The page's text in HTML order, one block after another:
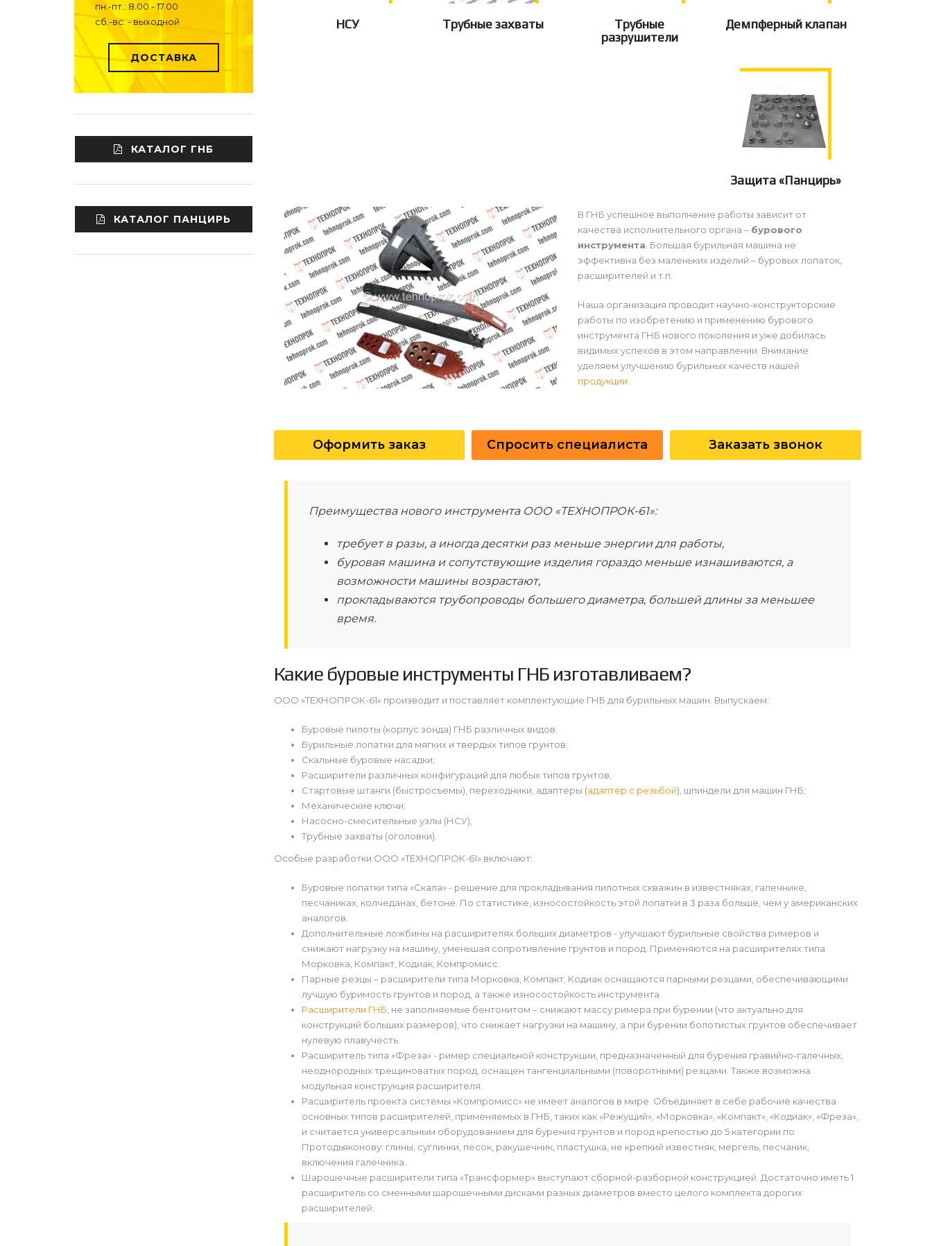
НСУ Трубные захваты
Трубные
разрушители
Демпферный клапан
Защита «Панцирь»
В ГНБ успешное выполнение работы зависит от
качества исполнительного органа – бурового
инструмента . Большая бурильная машина не
эффективна без маленьких изделий – буровых лопаток,
расширителей и т.п.
Наша организация проводит научно-конструкторские
работы по изобретению и применению бурового
инструмента ГНБ нового поколения и уже добилась
видимых успехов в этом направлении. Внимание
уделяем улучшению бурильных качеств нашей
продукции
Оформить заказ Спросить специалиста Заказать звонок
Преимущества нового инструмента ООО «ТЕХНОПРОК-61»:
требует в разы, а иногда десятки раз меньше энергии для работы,
буровая машина и сопутствующие изделия гораздо меньше изнашиваются, а
возможности машины возрастают,
прокладываются трубопроводы большего диаметра, большей длины за меньшее
время.
Какие буровые инструменты ГНБ изготавливаем?
ООО «ТЕХНОПРОК-61» производит и поставляет комплектующие ГНБ для бурильных машин. Выпускаем:
Буровые пилоты (корпус зонда) ГНБ различных видов;
Бурильные лопатки для мягких и твердых типов грунтов;
Скальные буровые насадки;
Расширители различных конфигураций для любых типов грунтов;
Стартовые штанги (быстросъемы), переходники, адаптеры (адаптер с резьбой), шпиндели для машин ГНБ;
Механические ключи;
Насосно-смесительные узлы (НСУ);
Трубные захваты (оголовки).
Особые разработки ООО «ТЕХНОПРОК-61» включают:
Буровые лопатки типа «Скала» - решение для прокладывания пилотных скважин в известняках, галечнике,
песчаниках, колчеданах, бетоне. По статистике, износостойкость этой лопатки в 3 раза больше, чем у американских
аналогов.
Дополнительные ложбины на расширителях больших диаметров - улучшают бурильные свойства римеров и
снижают нагрузку на машину, уменьшая сопротивление грунтов и пород. Применяются на расширителях типа
Морковка, Компакт, Кодиак, Компромисс.
Парные резцы – расширители типа Морковка, Компакт, Кодиак оснащаются парными резцами, обеспечивающими
лучшую буримость грунтов и пород, а также износостойкость инструмента.
Расширители ГНБ, не заполняемые бентонитом – снижают массу римера при бурении (что актуально для
конструкций больших размеров), что снижает нагрузки на машину, а при бурении болотистых грунтов обеспечивает
нулевую плавучесть.
Расширитель типа «Фреза» - ример специальной конструкции, предназначенный для бурения гравийно-галечных,
неоднородных трещиноватых пород, оснащен тангенциальными (поворотными) резцами. Также возможна
модульная конструкция расширителя.
Расширитель проекта системы «Компромисс» не имеет аналогов в мире. Объединяет в себе рабочие качества
основных типов расширителей, применяемых в ГНБ, таких как «Режущий», «Морковка», «Компакт», «Кодиак», «Фреза»,
и считается универсальным оборудованием для бурения грунтов и пород крепостью до 5 категории по
Протодьяконову: глины, суглинки, песок, ракушечник, пластушка, не крепкий известняк, мергель, песчаник,
включения галечника.
Шарошечные расширители типа «Трансформер» выступают сборной-разборной конструкцией. Достаточно иметь 1
расширитель со сменными шарошечными дисками разных диаметров вместо целого комплекта дорогих
расширителей.
пн.-пт.: 8.00 - 17.00
сб.-вс. - выходной
ДОСТАВКА
КАТАЛОГ ГНБ
КАТАЛОГ ПАНЦИРЬ